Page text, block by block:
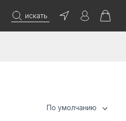
искать
По умолчанию